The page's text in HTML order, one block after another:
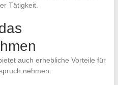
Tätigkeit.
auch erhebliche Vorteile für
nehmen.